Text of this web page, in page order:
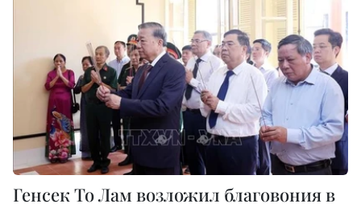
Генсек То Лам возложил благовония в